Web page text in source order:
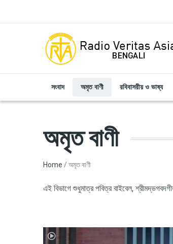
সংবাদ অমৃত বাণী রবিবাসরীয় ও ভাষ্য
অমৃত বাণী
Breadcrumb
Home অমৃত বাণী
এই বিভাগে শুধুমাত্র পবিত্র বাইবেল,